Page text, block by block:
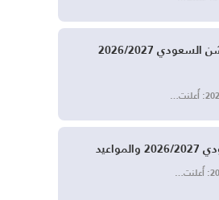
رسمياً.. جدول مباريات الأهلي في دوري روشن السعودي 2026/2027